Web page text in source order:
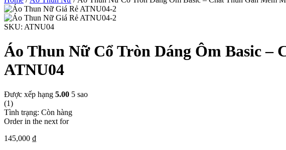
SKU: ATNU04
Áo Thun Nữ Cổ Tròn Dáng Ôm Basic
ATNU04
Được xếp hạng 5.00 5 sao
(1)
Tình trạng: Còn hàng
Order in the next for
145,000 ₫